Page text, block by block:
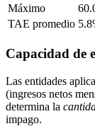
Máximo
TAE promedio
Capacidad de
Las entidades
(ingresos netos
determina la
impago.